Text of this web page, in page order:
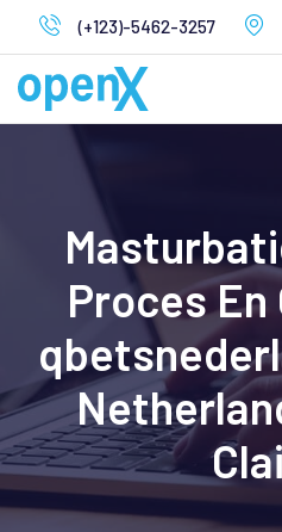
to
content
(+123)-5462-3257
Proces